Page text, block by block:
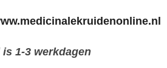
1-3 werkdagen